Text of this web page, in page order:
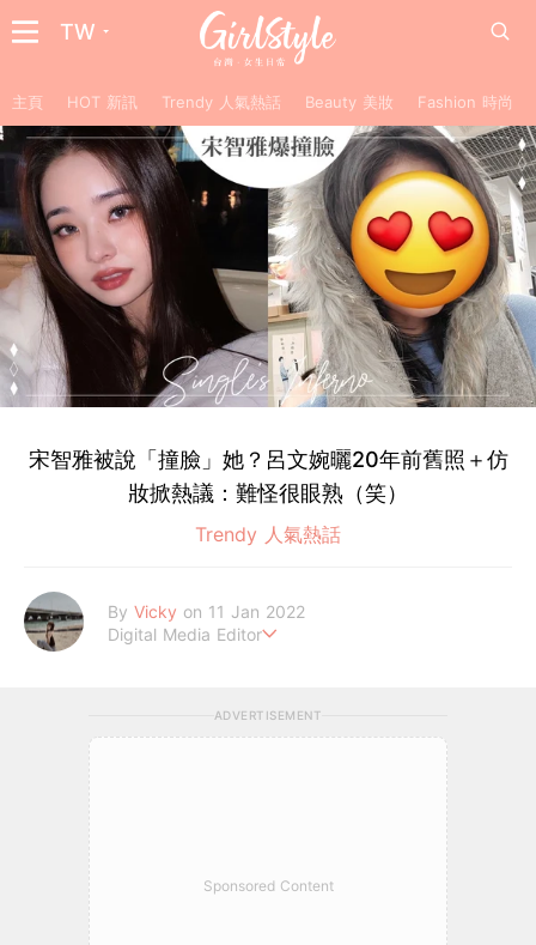
TW
主頁 HOT 新訊 Trendy 人氣熱話 Beauty 美妝 Fashion 時尚
宋智雅被說「撞臉」她？呂文婉曬20年前舊照＋仿
妝掀熱議：難怪很眼熟（笑）
Trendy 人氣熱話
By Vicky on 11 Jan 2022
Digital Media Editor
ADVERTISEMENT
Sponsored Content